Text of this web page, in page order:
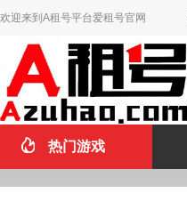
欢迎来到A租号平台爱租号官网
热门游戏